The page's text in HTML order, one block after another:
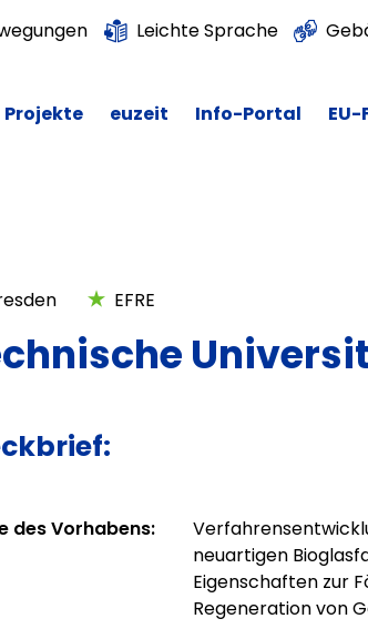
Leichte Sprache
Projekte euzeit Info-Portal
EFRE
des Vorhabens:
neuartigen
Eigenschaften zur
Regeneration von